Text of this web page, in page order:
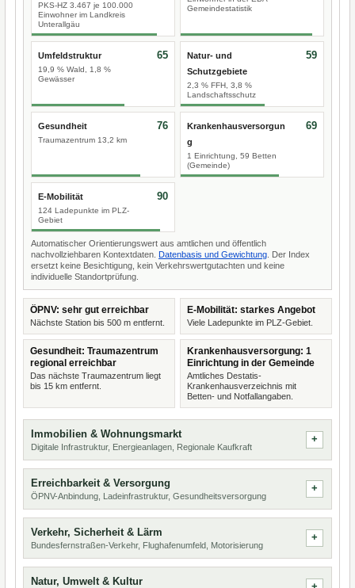
PKS-HZ 3.467 je 100.000
Einwohner im Landkreis
Unterallgäu
Gemeindestatistik
Umfeldstruktur
19,9 % Wald, 1,8 %
Gewässer
65
Natur- und
Schutzgebiete
2,3 % FFH, 3,8 %
Landschaftsschutz
59
Gesundheit
Traumazentrum 13,2 km
76
Krankenhausversorgun
g
1 Einrichtung, 59 Betten
(Gemeinde)
69
E-Mobilität
124 Ladepunkte im PLZ-
Gebiet
90
Automatischer Orientierungswert aus amtlichen und öffentlich
nachvollziehbaren Kontextdaten. Datenbasis und Gewichtung . Der Index
ersetzt keine Besichtigung, kein Verkehrswertgutachten und keine
individuelle Standortprüfung.
ÖPNV: sehr gut erreichbar
Nächste Station bis 500 m entfernt.
E-Mobilität: starkes Angebot
Viele Ladepunkte im PLZ-Gebiet.
Gesundheit: Traumazentrum
regional erreichbar
Das nächste Traumazentrum liegt
bis 15 km entfernt.
Krankenhausversorgung: 1
Einrichtung in der Gemeinde
Amtliches Destatis-
Krankenhausverzeichnis mit
Betten- und Notfallangaben.
Immobilien & Wohnungsmarkt
Digitale Infrastruktur, Energieanlagen, Regionale Kaufkraft
Erreichbarkeit & Versorgung
ÖPNV-Anbindung, Ladeinfrastruktur, Gesundheitsversorgung
Verkehr, Sicherheit & Lärm
Bundesfernstraßen-Verkehr, Flughafenumfeld, Motorisierung
Natur, Umwelt & Kultur